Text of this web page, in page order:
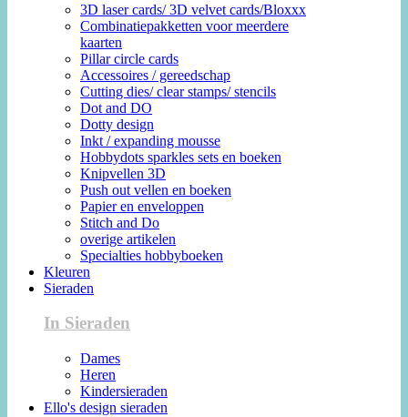
3D laser cards/ 3D velvet cards/Bloxxx
Combinatiepakketten voor meerdere
kaarten
Pillar circle cards
Accessoires / gereedschap
Cutting dies/ clear stamps/ stencils
Dot and DO
Dotty design
Inkt / expanding mousse
Hobbydots sparkles sets en boeken
Knipvellen 3D
Push out vellen en boeken
Papier en enveloppen
Stitch and Do
overige artikelen
Specialties hobbyboeken
Kleuren
Sieraden
In Sieraden
Dames
Heren
Kindersieraden
Ello's design sieraden